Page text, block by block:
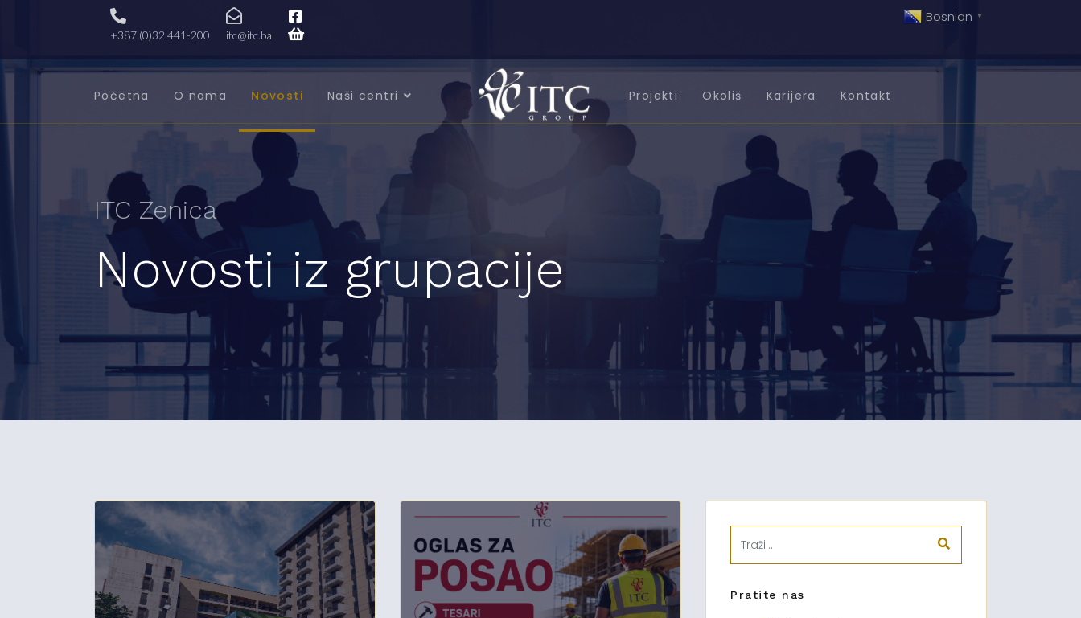
+387 (0)32 441-200 itc@itc.ba
Bosnian ▼
Početna O nama Novosti Naši centri Projekti Okoliš Karijera Kontakt
ITC Zenica
Novosti iz grupacije
Pratite nas